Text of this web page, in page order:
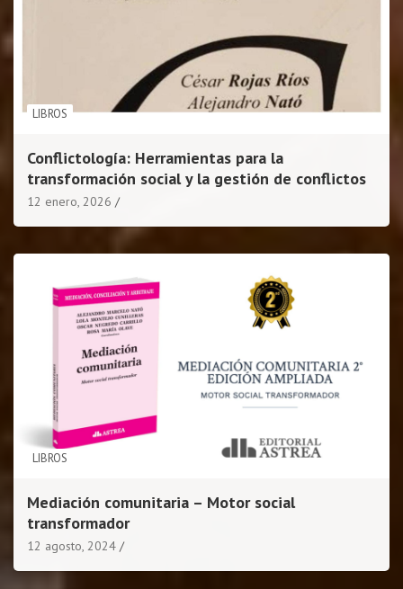
LIBROS
Conflictología: Herramientas para la
transformación social y la gestión de conflictos
12 enero, 2026
LIBROS
Mediación comunitaria – Motor social
transformador
12 agosto, 2024